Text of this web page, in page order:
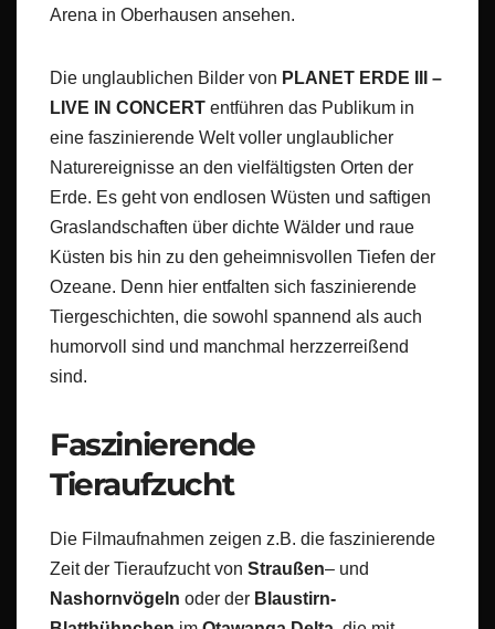
Arena in Oberhausen ansehen.
Die unglaublichen Bilder von PLANET ERDE III –
LIVE IN CONCERT entführen das Publikum in
eine faszinierende Welt voller unglaublicher
Naturereignisse an den vielfältigsten Orten der
Erde. Es geht von endlosen Wüsten und saftigen
Graslandschaften über dichte Wälder und raue
Küsten bis hin zu den geheimnisvollen Tiefen der
Ozeane. Denn hier entfalten sich faszinierende
Tiergeschichten, die sowohl spannend als auch
humorvoll sind und manchmal herzzerreißend
sind.
Faszinierende
Tieraufzucht
Die Filmaufnahmen zeigen z.B. die faszinierende
Zeit der Tieraufzucht von Straußen– und
Nashornvögeln oder der Blaustirn-